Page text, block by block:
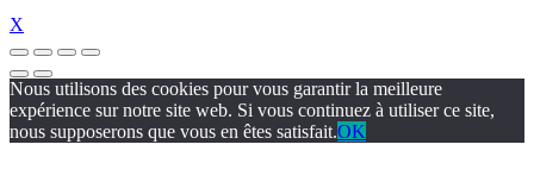
X
Nous utilisons des cookies pour vous garantir la meilleure
expérience sur notre site web. Si vous continuez à utiliser ce site,
nous supposerons que vous en êtes satisfait.OK